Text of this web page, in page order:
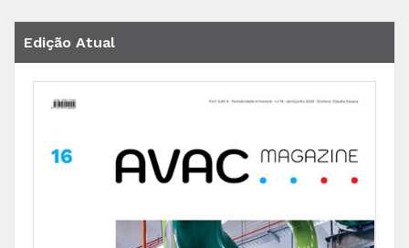
Edição Atual